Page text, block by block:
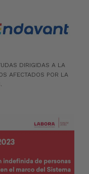
DIRIGIDAS A LA
AFECTADOS POR LA